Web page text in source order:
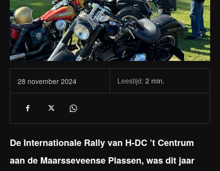
28 november 2024 Leestijd: 2 min.
De Internationale Rally van H-DC ’t Centrum
aan de Maarsseveense Plassen, was dit jaar